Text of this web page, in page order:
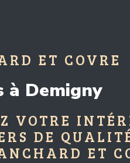
ET COVRE
à Demigny
VOTRE
DE
ET